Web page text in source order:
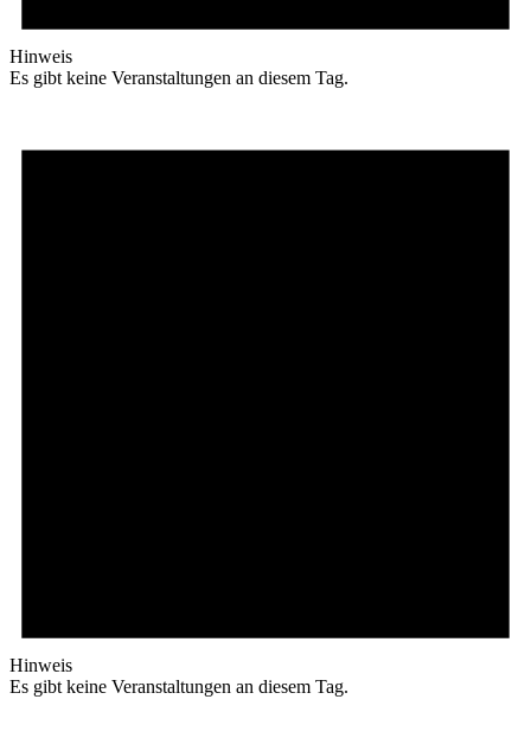
Hinweis
Es gibt keine Veranstaltungen an diesem Tag.
Hinweis
Es gibt keine Veranstaltungen an diesem Tag.